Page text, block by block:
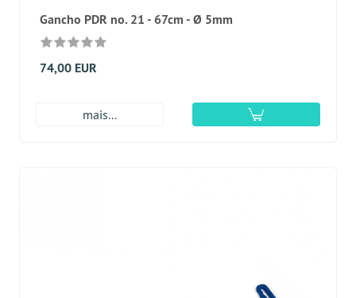
Gancho PDR no. 21 - 67cm - Ø 5mm
74,00 EUR
mais...